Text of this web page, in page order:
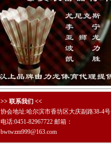
>> 联系我们 <<
协会地址:哈尔滨市香坊区大庆副路38-4号
电话:0451-82967722 邮箱：
bwtwzm999@163.com